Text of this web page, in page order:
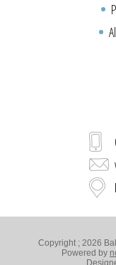
Copyright ; 2026
Powered by